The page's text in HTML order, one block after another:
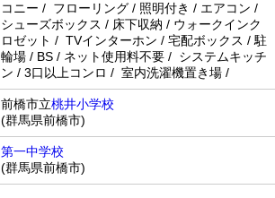
コニー / フローリング / 照明付き / エアコン /
シューズボックス / 床下収納 / ウォークインク
ロゼット / TVインターホン / 宅配ボックス / 駐
輪場 / BS / ネット使用料不要 / システムキッチ
ン / 3口以上コンロ / 室内洗濯機置き場 /
前橋市立桃井小学校
(群馬県前橋市)
第一中学校
(群馬県前橋市)